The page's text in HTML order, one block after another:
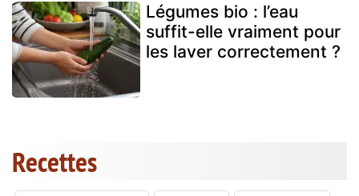
Légumes bio : l’eau
suffit-elle vraiment pour
les laver correctement ?
Recettes